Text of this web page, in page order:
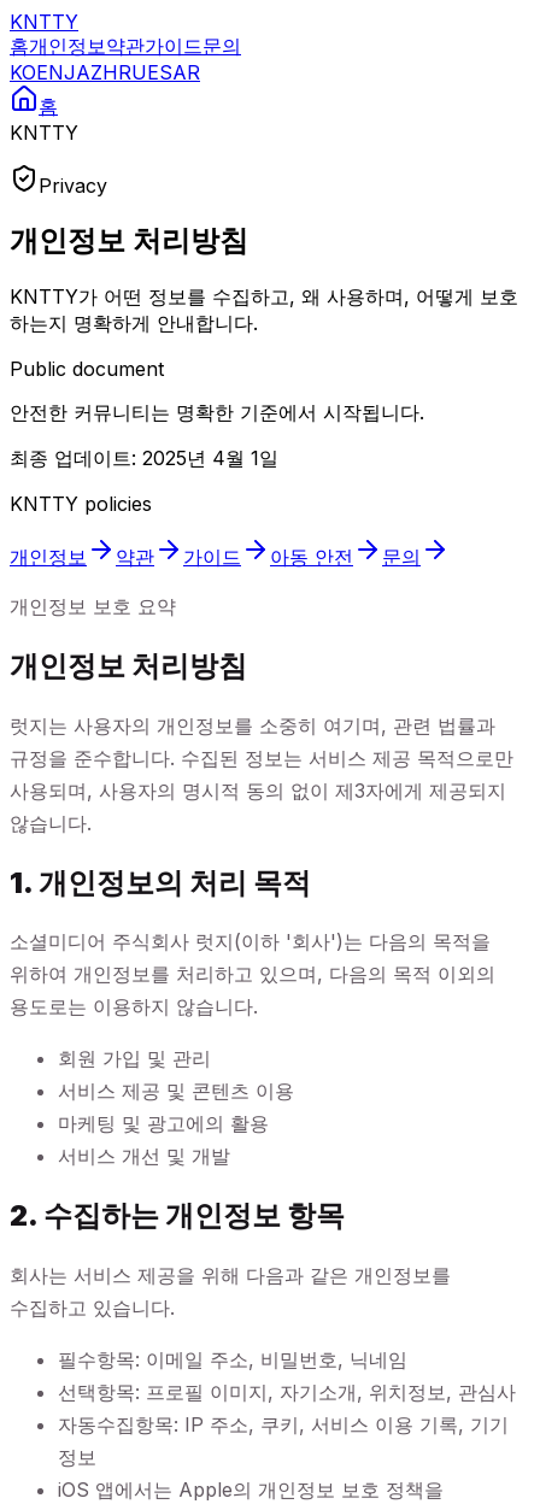
KNTTY
홈개인정보약관가이드문의
KOENJAZHRUESAR
홈
KNTTY
Privacy
개인정보 처리방침
KNTTY가 어떤 정보를 수집하고, 왜 사용하며, 어떻게 보호
하는지 명확하게 안내합니다.
Public document
안전한 커뮤니티는 명확한 기준에서 시작됩니다.
최종 업데이트: 2025년 4월 1일
KNTTY policies
개인정보 약관 가이드 아동 안전 문의
개인정보 보호 요약
개인정보 처리방침
럿지는 사용자의 개인정보를 소중히 여기며, 관련 법률과
규정을 준수합니다. 수집된 정보는 서비스 제공 목적으로만
사용되며, 사용자의 명시적 동의 없이 제3자에게 제공되지
않습니다.
1. 개인정보의 처리 목적
소셜미디어 주식회사 럿지(이하 '회사')는 다음의 목적을
위하여 개인정보를 처리하고 있으며, 다음의 목적 이외의
용도로는 이용하지 않습니다.
회원 가입 및 관리
서비스 제공 및 콘텐츠 이용
마케팅 및 광고에의 활용
서비스 개선 및 개발
2. 수집하는 개인정보 항목
회사는 서비스 제공을 위해 다음과 같은 개인정보를
수집하고 있습니다.
필수항목: 이메일 주소, 비밀번호, 닉네임
선택항목: 프로필 이미지, 자기소개, 위치정보, 관심사
자동수집항목: IP 주소, 쿠키, 서비스 이용 기록, 기기
정보
iOS 앱에서는 Apple의 개인정보 보호 정책을